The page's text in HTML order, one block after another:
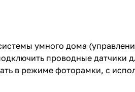
умного дома
проводные датчики
в режиме фоторамки, с